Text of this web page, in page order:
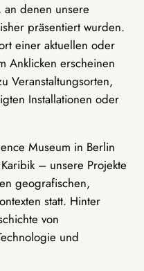
an denen unsere
präsentiert wurden.
einer aktuellen oder
Anklicken erscheinen
Veranstaltungsorten,
Installationen oder
Museum in Berlin
– unsere Projekte
geografischen,
statt. Hinter
von
und